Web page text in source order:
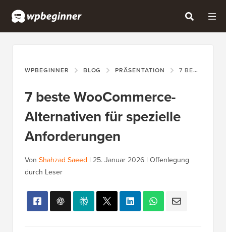
WPBEGINNER BLOG PRÄSENTATION 7 BESTE WOOCOMMERCE-ALTERNATIVEN FÜR SPEZIELLE ANFORDERUNGEN
7 beste WooCommerce-
Alternativen für spezielle
Anforderungen
Von Shahzad Saeed | 25. Januar 2026 | Offenlegung
durch Leser